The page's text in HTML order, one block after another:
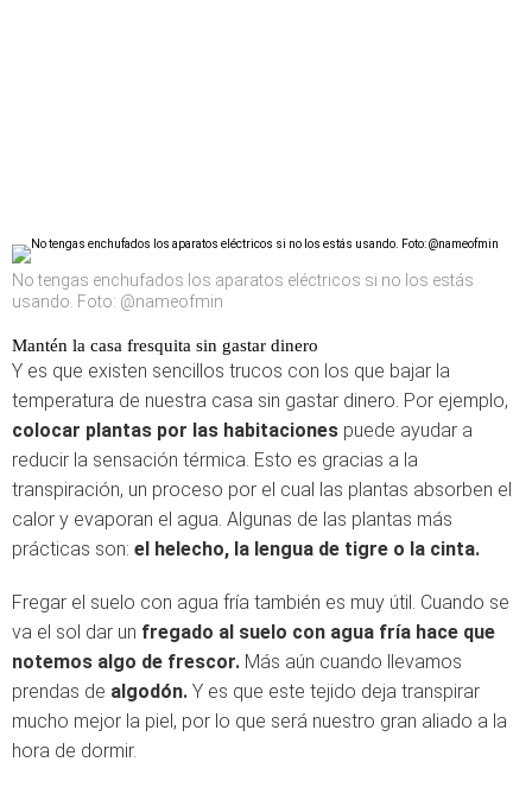
No tengas enchufados los aparatos eléctricos si no los estás
usando. Foto: @nameofmin
Mantén la casa fresquita sin gastar dinero
Y es que existen sencillos trucos con los que bajar la
temperatura de nuestra casa sin gastar dinero. Por ejemplo,
colocar plantas por las habitaciones puede ayudar a
reducir la sensación térmica. Esto es gracias a la
transpiración, un proceso por el cual las plantas absorben el
calor y evaporan el agua. Algunas de las plantas más
prácticas son: el helecho, la lengua de tigre o la cinta.
Fregar el suelo con agua fría también es muy útil. Cuando se
va el sol dar un fregado al suelo con agua fría hace que
notemos algo de frescor. Más aún cuando llevamos
prendas de algodón. Y es que este tejido deja transpirar
mucho mejor la piel, por lo que será nuestro gran aliado a la
hora de dormir.